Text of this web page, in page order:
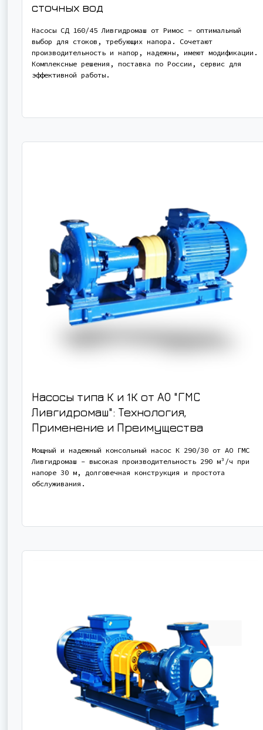
сточных вод
Насосы СД 160/45 Ливгидромаш от Римос – оптимальный
выбор для стоков, требующих напора. Сочетают
производительность и напор, надежны, имеют модификации.
Комплексные решения, поставка по России, сервис для
эффективной работы.
Насосы типа К и 1К от АО "ГМС
Ливгидромаш": Технология,
Применение и Преимущества
Мощный и надежный консольный насос К 290/30 от АО ГМС
Ливгидромаш - высокая производительность 290 м³/ч при
напоре 30 м, долговечная конструкция и простота
обслуживания.